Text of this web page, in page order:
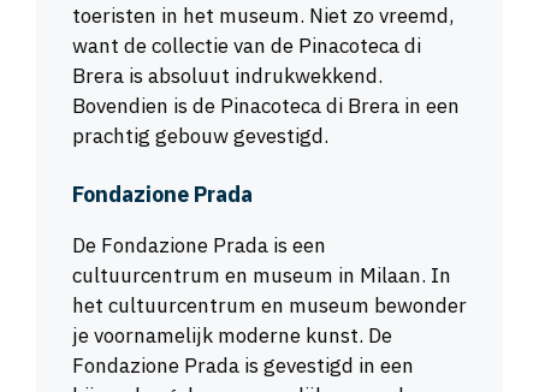
toeristen in het museum. Niet zo vreemd,
want de collectie van de Pinacoteca di
Brera is absoluut indrukwekkend.
Bovendien is de Pinacoteca di Brera in een
prachtig gebouw gevestigd.
Fondazione Prada
De Fondazione Prada is een
cultuurcentrum en museum in Milaan. In
het cultuurcentrum en museum bewonder
je voornamelijk moderne kunst. De
Fondazione Prada is gevestigd in een